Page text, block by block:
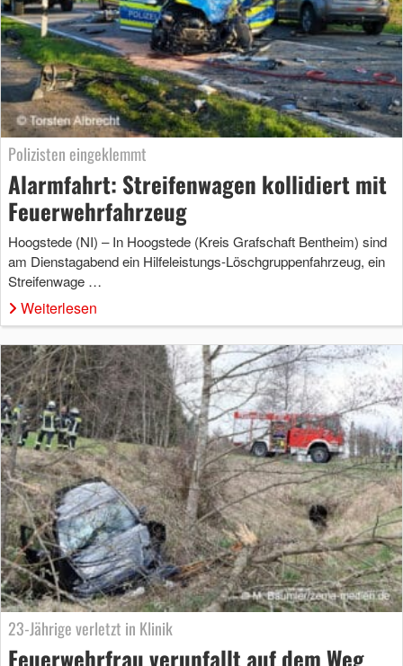
Polizisten eingeklemmt
Alarmfahrt: Streifenwagen kollidiert mit
Feuerwehrfahrzeug
Hoogstede (NI) – In Hoogstede (Kreis Grafschaft Bentheim) sind
am Dienstagabend ein Hilfeleistungs-Löschgruppenfahrzeug, ein
Streifenwage …
Weiterlesen
23-Jährige verletzt in Klinik
Feuerwehrfrau verunfallt auf dem Weg